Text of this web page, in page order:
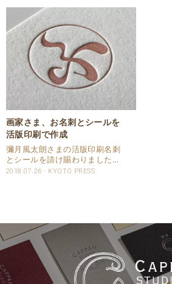
を綺麗にという事でスノーブ
ル-FSを使用させて頂きまし
た。 印刷仕様 商品：名刺 サイ
ズ：55x91mm ..
画家さま、お名刺とシールを
活版印刷で作成
彌月風太朗さまの活版印刷名刺
とシールを請け賜わりました。
手書き原稿を京都活版印刷所に
PANTONEのカラーガイ..
2018.07.26 KYOTO PRESS